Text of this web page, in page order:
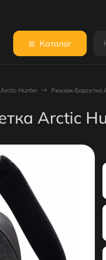
Каталог
Hunter Рюкзак-Барсетка
Arctic